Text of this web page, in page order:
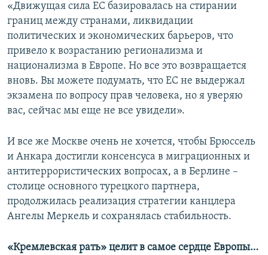
«Движущая сила ЕС базировалась на стирании
границ между странами, ликвидации
политических и экономических барьеров, что
привело к возрастанию регионализма и
национализма в Европе. Но все это возвращается
вновь. Вы можете подумать, что ЕС не выдержал
экзамена по вопросу прав человека, но я уверяю
вас, сейчас мы еще не все увидели».
И все же Москве очень не хочется, чтобы Брюссель
и Анкара достигли консенсуса в миграционных и
антитеррористических вопросах, а в Берлине –
столице основного турецкого партнера,
продолжилась реализация стратегии канцлера
Ангелы Меркель и сохранялась стабильность.
«Кремлевская рать» целит в самое сердце Европы…